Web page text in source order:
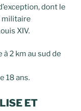
dont le
militaire
XIV.
2 km au sud de
18 ans.
ET